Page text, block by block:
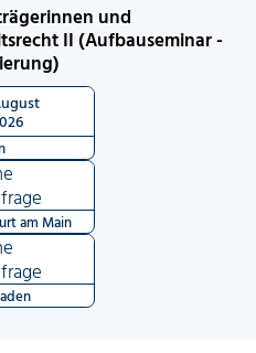
und
II (Aufbauseminar -
am Main